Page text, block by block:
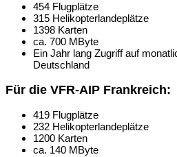
454 Flugplätze
315 Helikopterlandeplätze
1398 Karten
ca. 700 MByte
Ein Jahr lang Zugriff auf
Deutschland
Für die VFR-AIP Frankreich:
419 Flugplätze
232 Helikopterlandeplätze
1200 Karten
ca. 140 MByte